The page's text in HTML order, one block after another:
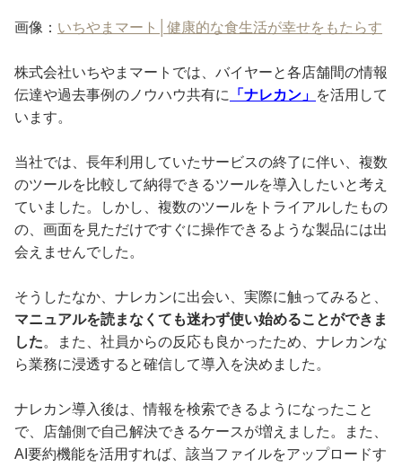
画像： いちやまマート│健康的な食生活が幸せをもたらす
株式会社いちやまマートでは、バイヤーと各店舗間の情報
伝達や過去事例のノウハウ共有に
「ナレカン」 を活用して
います。
当社では、長年利用していたサービスの終了に伴い、複数
のツールを比較して納得できるツールを導入したいと考え
ていました。しかし、複数のツールをトライアルしたもの
の、画面を見ただけですぐに操作できるような製品には出
会えませんでした。
そうしたなか、ナレカンに出会い、実際に触ってみると、
マニュアルを読まなくても迷わず使い始めることができま
した。また、社員からの反応も良かったため、ナレカンな
ら業務に浸透すると確信して導入を決めました。
ナレカン導入後は、情報を検索できるようになったこと
で、店舗側で自己解決できるケースが増えました。また、
AI要約機能を活用すれば、該当ファイルをアップロードす